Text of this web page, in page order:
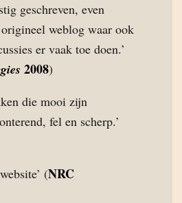
geschreven, even
weblog waar ook
er vaak toe doen.’
2008)
die mooi zijn
fel en scherp.’
(NRC